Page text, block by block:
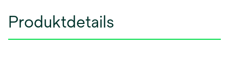
Produktdetails